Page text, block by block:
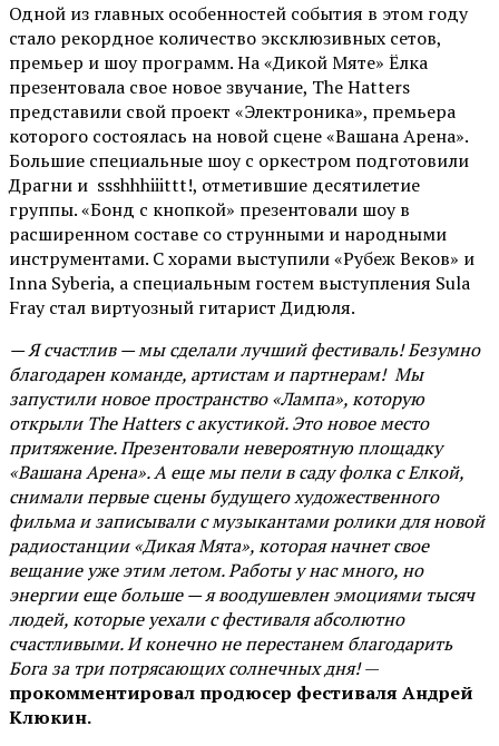
Одной из главных особенностей события в этом году
стало рекордное количество эксклюзивных сетов,
премьер и шоу программ. На «Дикой Мяте» Ёлка
презентовала свое новое звучание, The Hatters
представили свой проект «Электроника», премьера
которого состоялась на новой сцене «Вашана Арена».
Большие специальные шоу с оркестром подготовили
Драгни и ssshhhiiittt!, отметившие десятилетие
группы. «Бонд с кнопкой» презентовали шоу в
расширенном составе со струнными и народными
инструментами. С хорами выступили «Рубеж Веков» и
Inna Syberia, а специальным гостем выступления Sula
Fray стал виртуозный гитарист Дидюля.
— Я счастлив — мы сделали лучший фестиваль! Безумно
благодарен команде, артистам и партнерам! Мы
запустили новое пространство «Лампа», которую
открыли The Hatters с акустикой. Это новое место
притяжение. Презентовали невероятную площадку
«Вашана Арена». А еще мы пели в саду фолка с Елкой,
снимали первые сцены будущего художественного
фильма и записывали с музыкантами ролики для новой
радиостанции «Дикая Мята», которая начнет свое
вещание уже этим летом. Работы у нас много, но
энергии еще больше — я воодушевлен эмоциями тысяч
людей, которые уехали с фестиваля абсолютно
счастливыми. И конечно не перестанем благодарить
Бога за три потрясающих солнечных дня!—
прокомментировал продюсер фестиваля Андрей
Клюкин.